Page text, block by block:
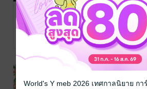
เสน่ห์รักคุณหนู
ต่างสกุล เล่ม 4
จือจือ (吱吱)/ Ink
Stone
นิยายรักจีนโบราณ
เสน่ห์รักคุณหนู
ต่างสกุล เล่ม 5
(จบ)
จือจือ (吱吱)
/ Ink
Stone
นิยายรักจีนโบราณ
7 Rating
World's Y meb 2026 เทศกาลนิยาย ก